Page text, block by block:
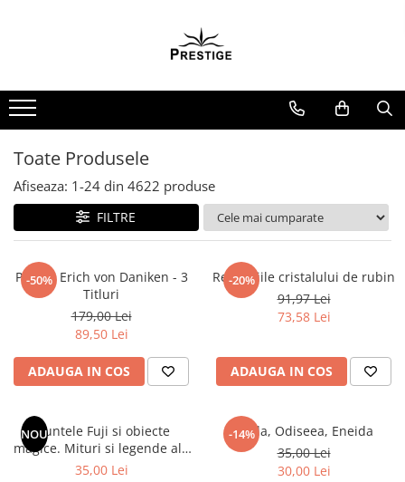
Noutati
Promotii
Spiritualitate - Ezoterism
AngelConnection
Arte Divinatorii
Chiromantie
Dezvoltare Spirituala
KidConnection
Minte Corp
New Illuminati Files
Numerologie
Paranormal
Parapsihologie
Toate Produsele
Afiseaza: 1-24 din 4622 produse
FILTRE
-50%
Pachet Erich von Daniken - 3
Titluri
179,00 Lei
89,50 Lei
ADAUGA IN COS
-20%
Revelatiile cristalului de rubin
91,97 Lei
73,58 Lei
ADAUGA IN COS
NOUMuntele Fuji si obiecte
magice. Mituri si legende ale
Japoniei
35,00 Lei
-14%
Iliada, Odiseea, Eneida
35,00 Lei
30,00 Lei